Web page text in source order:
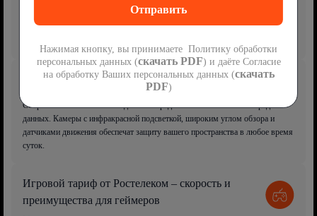
Платформа для просмотра фильмов, сериалов, мультфильмов, спортивных
событий и сотен телеканалов. Доступ возможен через ТВ-приставку или
Видеонаблюдение – безопасность под контролем
Современная система наблюдения с передовыми технологиями передачи
данных. Камеры с инфракрасной подсветкой, широким углом обзора и
датчиками движения обеспечат защиту вашего пространства в любое время
суток.
Игровой тариф от Ростелеком – скорость и
преимущества для геймеров
Нажимая кнопку, вы принимаете Политику обработки
персональных данных (скачать PDF) и даёте Согласие
на обработку Ваших персональных данных (скачать
PDF)